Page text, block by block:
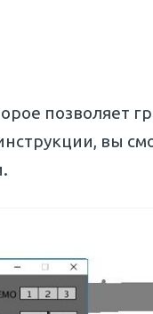
позволяет
вы